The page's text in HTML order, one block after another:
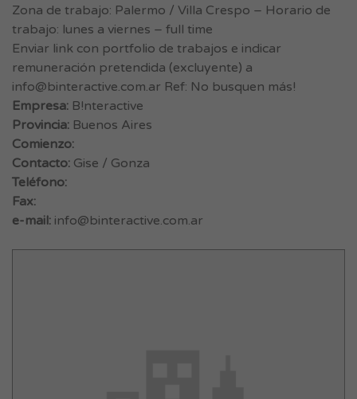
Zona de trabajo: Palermo / Villa Crespo – Horario de
trabajo: lunes a viernes – full time
Enviar link con portfolio de trabajos e indicar
remuneración pretendida (excluyente) a
info@binteractive.com.ar Ref: No busquen más!
Empresa: B!nteractive
Provincia: Buenos Aires
Comienzo:
Contacto: Gise / Gonza
Teléfono:
Fax:
e-mail: info@binteractive.com.ar